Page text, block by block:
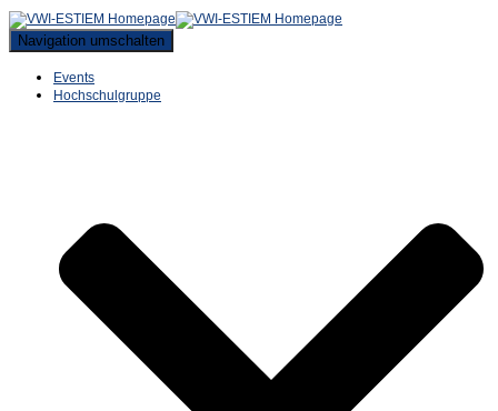
Navigation umschalten
Events
Hochschulgruppe